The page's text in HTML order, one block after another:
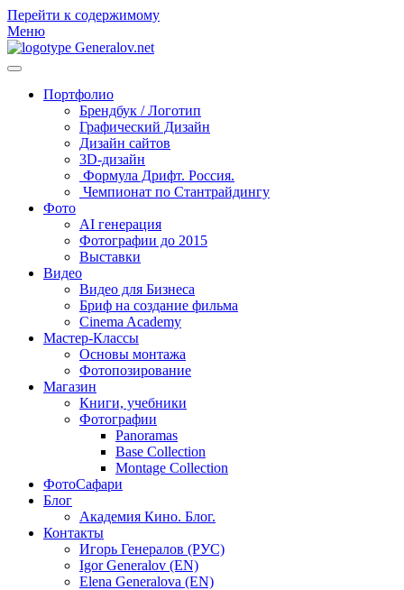
Перейти к содержимому
Меню
Портфолио
Брендбук / Логотип
Графический Дизайн
Дизайн сайтов
3D-дизайн
Формула Дрифт. Россия.
Чемпионат по Стантрайдингу
Фото
AI генерация
Фотографии до 2015
Выставки
Видео
Видео для Бизнеса
Бриф на создание фильма
Cinema Academy
Мастер-Классы
Основы монтажа
Фотопозирование
Магазин
Книги, учебники
Фотографии
Panoramas
Base Collection
Montage Collection
ФотоСафари
Блог
Академия Кино. Блог.
Контакты
Игорь Генералов (РУС)
Igor Generalov (EN)
Elena Generalova (EN)